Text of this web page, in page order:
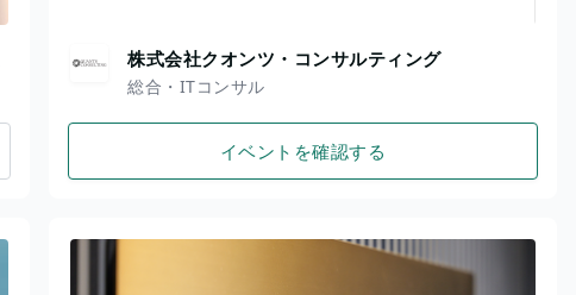
株式会社クオンツ・コンサルティング
総合・ITコンサル
イベントを確認する